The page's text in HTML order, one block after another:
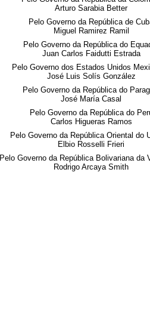
Arturo Sarabia Better
Pelo Governo da República de
Miguel Ramirez Ramil
Pelo Governo da República do
Juan Carlos Faidutti Estrada
Pelo Governo dos Estados Unidos
José Luis Solís González
Pelo Governo da República do
José María Casal
Pelo Governo da República do
Carlos Higueras Ramos
Pelo Governo da República Oriental do
Elbio Rosselli Frieri
Pelo Governo da República Bolivariana da
Rodrigo Arcaya Smith